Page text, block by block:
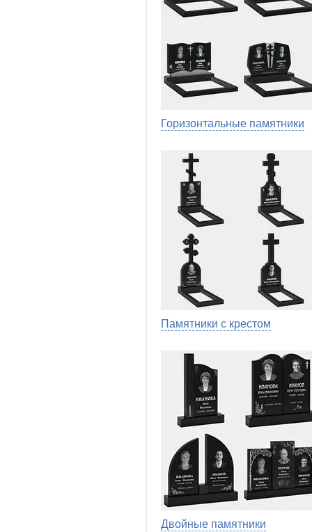
Горизонтальные памятники
Памятники с крестом
Двойные памятники